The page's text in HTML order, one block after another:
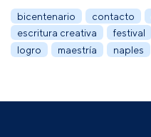
bicentenario contacto
escritura creativa
festival
logro
maestría naples